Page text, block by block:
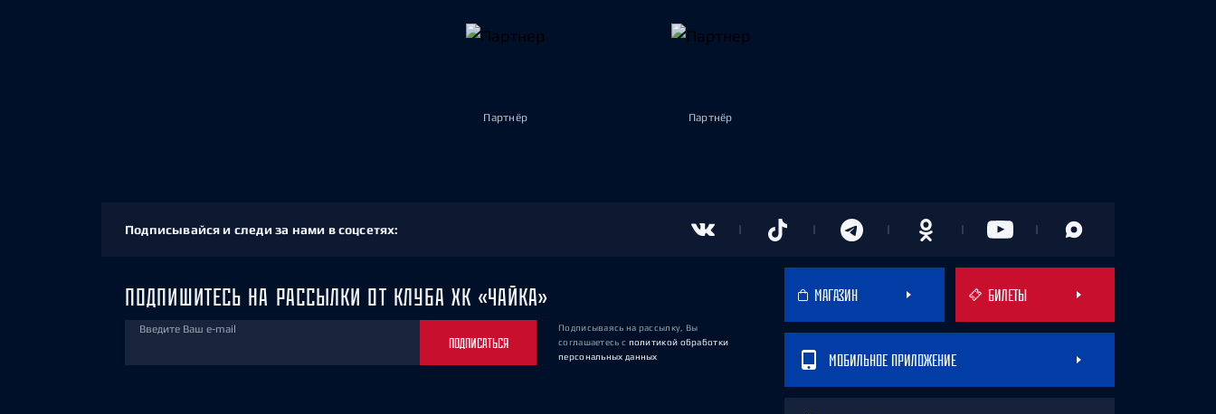
Партнёр Партнёр
Подписывайся и следи за нами в соцсетях:
ПОДПИШИТЕСЬ НА РАССЫЛКИ ОТ КЛУБА ХК «ЧАЙКА»
Введите Ваш e-mail
ПОДПИСАТЬСЯ
Подписываясь на рассылку, Вы
соглашаетесь с политикой обработки
персональных данных
МАГАЗИН БИЛЕТЫ
МОБИЛЬНОЕ ПРИЛОЖЕНИЕ